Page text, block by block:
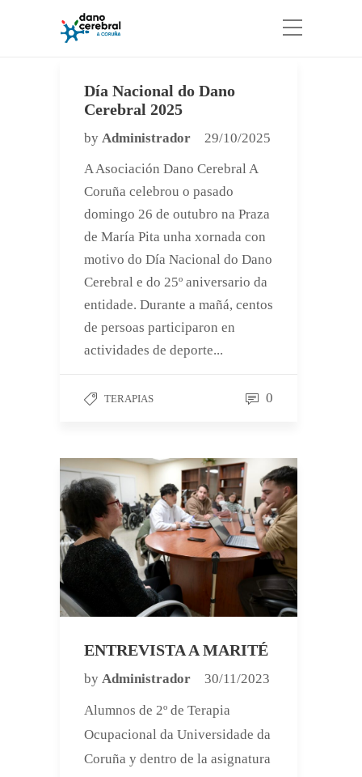
Día Nacional do Dano
Cerebral 2025
by Administrador
29/10/2025
A Asociación Dano Cerebral A
Coruña celebrou o pasado
domingo 26 de outubro na Praza
de María Pita unha xornada con
motivo do Día Nacional do Dano
Cerebral e do 25º aniversario da
entidade. Durante a mañá, centos
de persoas participaron en
actividades de deporte...
TERAPIAS 0
ENTREVISTA A MARITÉ
by Administrador 30/11/2023
Alumnos de 2º de Terapia
Ocupacional da Universidade da
Coruña y dentro de la asignatura